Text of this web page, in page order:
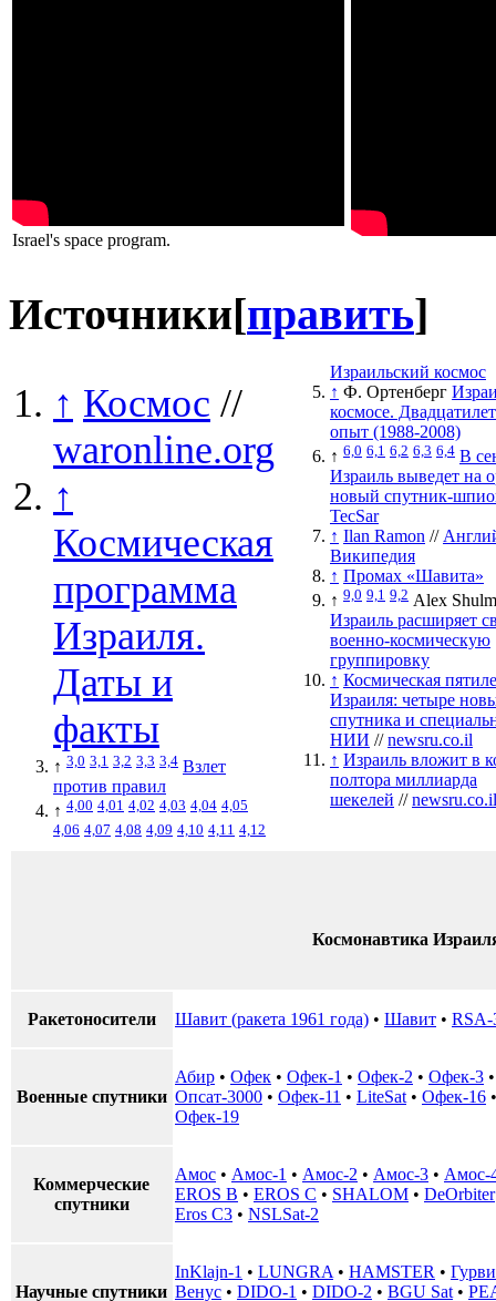
Israel's space program.
Источники[править]
↑ Космос //
waronline.org
↑
Космическая
программа
Израиля.
Даты и
факты
↑ 3,0 3,1 3,2 3,3 3,4 Взлет
против правил
↑ 4,00 4,01 4,02 4,03 4,04 4,05
4,06 4,07 4,08 4,09 4,10 4,11 4,12
Израильский космос
↑ Ф. Ортенберг
космосе.
опыт (1988-2008)
↑ 6,0 6,1 6,2 6,3 6,4 В
Израиль выведет на
новый спутник-
TecSar
↑ Ilan Ramon //
Википедия
↑ Промах «Шавита»
↑ 9,0 9,1 9,2 Alex
Израиль расширяет
военно-космическую
группировку
↑ Космическая
Израиля: четыре
спутника и
НИИ //newsru.co.il
↑ Израиль вложит в
полтора миллиарда
шекелей //newsru.co.il
Космонавтика
Ракетоносители Шавит (ракета 1961 года) • Шавит • RSA-
Военные спутники
Абир • Офек • Офек-1 • Офек-2 • Офек-3
Опсат-3000 • Офек-11 • LiteSat • Офек-16
Офек-19
Коммерческие
спутники
Амос • Амос-1 • Амос-2 • Амос-3 • Амос-
EROS B • EROS C • SHALOM • DeOrbiter
Eros C3 • NSLSat-2
Научные спутники
InKlajn-1 • LUNGRA • HAMSTER •
Венус • DIDO-1 • DIDO-2 • BGU Sat •